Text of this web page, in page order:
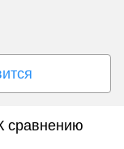
сравнению